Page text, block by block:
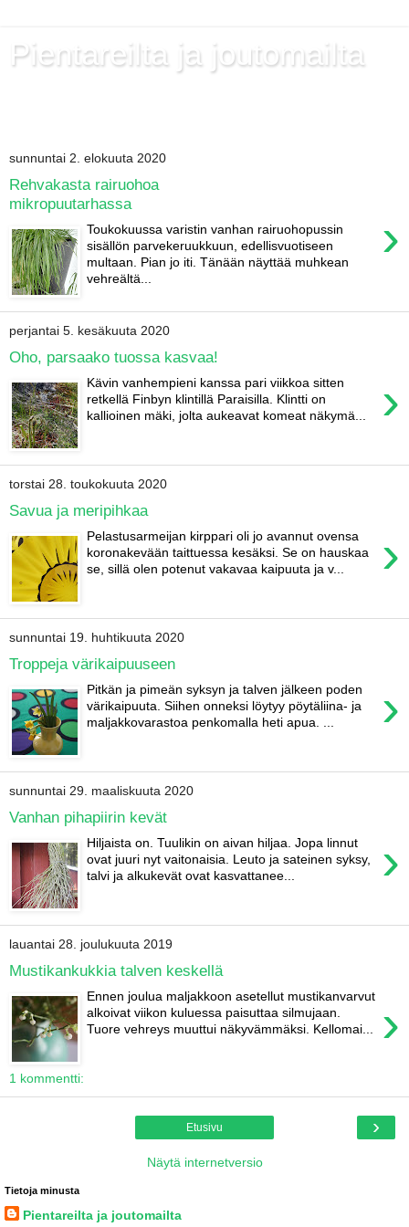
Pientareilta ja joutomailta
sunnuntai 2. elokuuta 2020
Rehvakasta rairuohoa
mikropuutarhassa
›
Toukokuussa varistin vanhan rairuohopussin
sisällön parvekeruukkuun, edellisvuotiseen
multaan. Pian jo iti. Tänään näyttää muhkean
vehreältä...
perjantai 5. kesäkuuta 2020
Oho, parsaako tuossa kasvaa!
›
Kävin vanhempieni kanssa pari viikkoa sitten
retkellä Finbyn klintillä Paraisilla. Klintti on
kallioinen mäki, jolta aukeavat komeat näkymä...
torstai 28. toukokuuta 2020
Savua ja meripihkaa
›
Pelastusarmeijan kirppari oli jo avannut ovensa
koronakevään taittuessa kesäksi. Se on hauskaa
se, sillä olen potenut vakavaa kaipuuta ja v...
sunnuntai 19. huhtikuuta 2020
Troppeja värikaipuuseen
›
Pitkän ja pimeän syksyn ja talven jälkeen poden
värikaipuuta. Siihen onneksi löytyy pöytäliina- ja
maljakkovarastoa penkomalla heti apua. ...
sunnuntai 29. maaliskuuta 2020
Vanhan pihapiirin kevät
›
Hiljaista on. Tuulikin on aivan hiljaa. Jopa linnut
ovat juuri nyt vaitonaisia. Leuto ja sateinen syksy,
talvi ja alkukevät ovat kasvattanee...
lauantai 28. joulukuuta 2019
Mustikankukkia talven keskellä
›
Ennen joulua maljakkoon asetellut mustikanvarvut
alkoivat viikon kuluessa paisuttaa silmujaan.
Tuore vehreys muuttui näkyvämmäksi. Kellomai...
1 kommentti:
›
Etusivu
Näytä internetversio
Tietoja minusta
Pientareilta ja joutomailta